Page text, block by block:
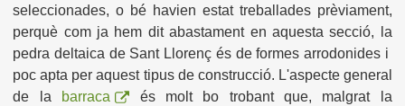
seleccionades, o bé havien estat treballades prèviament,
perquè com ja hem dit abastament en aquesta secció, la
pedra deltaica de Sant Llorenç és de formes arrodonides i
poc apta per aquest tipus de construcció. L'aspecte general
de la
barraca
és molt bo trobant que, malgrat la